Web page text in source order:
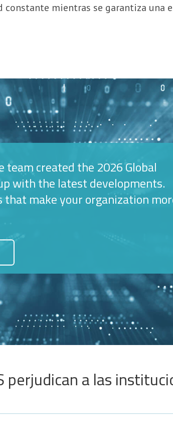
mientras se garantiza una
created the 2026 Global
with the latest developments.
make your organization
perjudican a las